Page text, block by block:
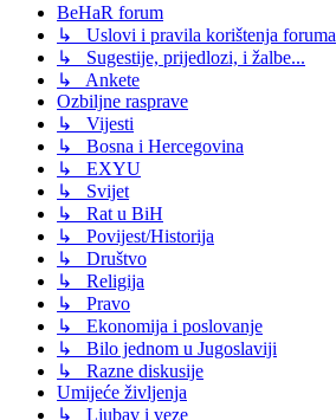
BeHaR forum
↳ Uslovi i pravila korištenja foruma
↳ Sugestije, prijedlozi, i žalbe...
↳ Ankete
Ozbiljne rasprave
↳ Vijesti
↳ Bosna i Hercegovina
↳ EXYU
↳ Svijet
↳ Rat u BiH
↳ Povijest/Historija
↳ Društvo
↳ Religija
↳ Pravo
↳ Ekonomija i poslovanje
↳ Bilo jednom u Jugoslaviji
↳ Razne diskusije
Umijeće življenja
↳ Ljubav i veze